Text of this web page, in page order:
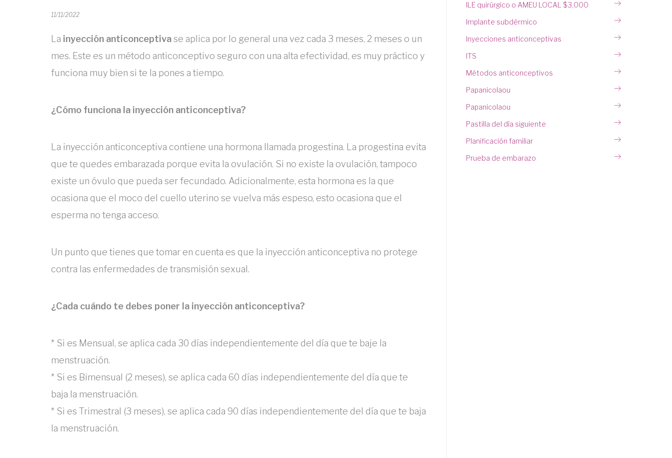
11/11/2022
La inyección anticonceptivase aplica por lo general una vez cada 3 meses, 2 meses o un
mes. Este es un método anticonceptivo seguro con una alta efectividad, es muy práctico y
funciona muy bien si te la pones a tiempo.
¿Cómo funciona la inyección anticonceptiva?
La inyección anticonceptiva contiene una hormona llamada progestina. La progestina evita
que te quedes embarazada porque evita la ovulación. Si no existe la ovulación, tampoco
existe un óvulo que pueda ser fecundado. Adicionalmente, esta hormona es la que
ocasiona que el moco del cuello uterino se vuelva más espeso, esto ocasiona que el
esperma no tenga acceso.
Un punto que tienes que tomar en cuenta es que la inyección anticonceptiva no protege
contra las enfermedades de transmisión sexual.
¿Cada cuándo te debes poner la inyección anticonceptiva?
* Si es Mensual, se aplica cada 30 días independientemente del día que te baje la
menstruación.
* Si es Bimensual (2 meses), se aplica cada 60 días independientemente del día que te
baja la menstruación.
* Si es Trimestral (3 meses), se aplica cada 90 días independientemente del día que te baja
la menstruación.
ILE quirúrgico o AMEU LOCAL $3,000
Implante subdérmico
Inyecciones anticonceptivas
ITS
Métodos anticonceptivos
Papanicolaou
Papanicolaou
Pastilla del día siguiente
Planificación familiar
Prueba de embarazo